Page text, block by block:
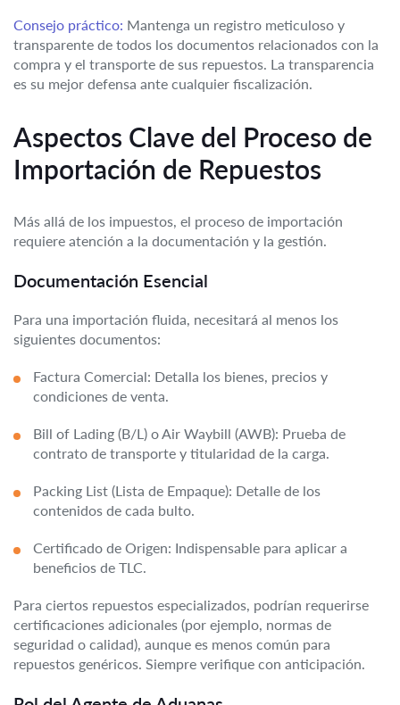
Consejo práctico: Mantenga un registro meticuloso y
transparente de todos los documentos relacionados con la
compra y el transporte de sus repuestos. La transparencia
es su mejor defensa ante cualquier fiscalización.
Aspectos Clave del Proceso de
Importación de Repuestos
Más allá de los impuestos, el proceso de importación
requiere atención a la documentación y la gestión.
Documentación Esencial
Para una importación fluida, necesitará al menos los
siguientes documentos:
Factura Comercial: Detalla los bienes, precios y
condiciones de venta.
Bill of Lading (B/L) o Air Waybill (AWB): Prueba de
contrato de transporte y titularidad de la carga.
Packing List (Lista de Empaque): Detalle de los
contenidos de cada bulto.
Certificado de Origen: Indispensable para aplicar a
beneficios de TLC.
Para ciertos repuestos especializados, podrían requerirse
certificaciones adicionales (por ejemplo, normas de
seguridad o calidad), aunque es menos común para
repuestos genéricos. Siempre verifique con anticipación.